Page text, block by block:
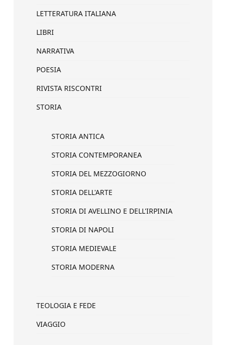
LETTERATURA ITALIANA
LIBRI
NARRATIVA
POESIA
RIVISTA RISCONTRI
STORIA
STORIA ANTICA
STORIA CONTEMPORANEA
STORIA DEL MEZZOGIORNO
STORIA DELL'ARTE
STORIA DI AVELLINO E DELL'IRPINIA
STORIA DI NAPOLI
STORIA MEDIEVALE
STORIA MODERNA
TEOLOGIA E FEDE
VIAGGIO